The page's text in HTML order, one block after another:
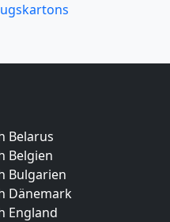
Belarus
Belgien
Bulgarien
Dänemark
England